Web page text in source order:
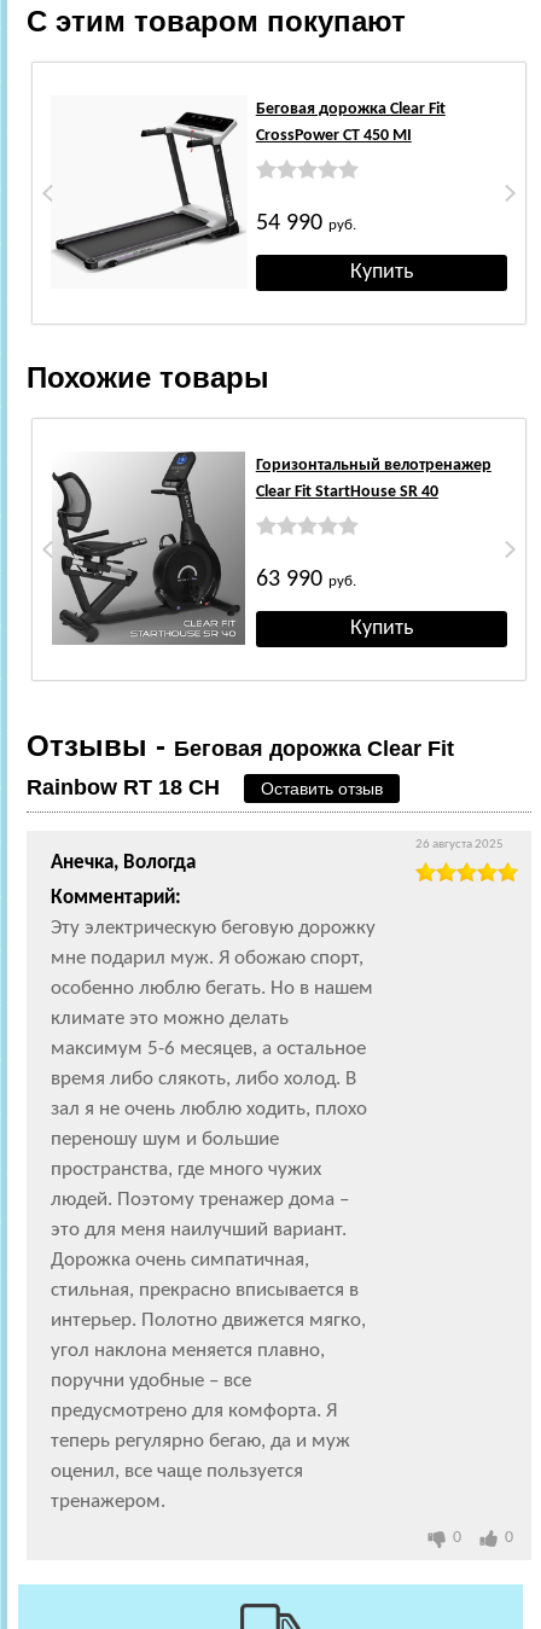
С этим товаром покупают
Беговая дорожка Clear Fit
CrossPower CT 450 MI
54 990 руб.
Похожие товары
Горизонтальный велотренажер
Clear Fit StartHouse SR 40
63 990 руб.
Отзывы - Беговая дорожка Clear Fit
Rainbow RT 18 CH
Оставить отзыв
Анечка, Вологда
Комментарий:
Эту электрическую беговую дорожку
мне подарил муж. Я обожаю спорт,
особенно люблю бегать. Но в нашем
климате это можно делать
максимум 5-6 месяцев, а остальное
время либо слякоть, либо холод. В
зал я не очень люблю ходить, плохо
переношу шум и большие
пространства, где много чужих
людей. Поэтому тренажер дома –
это для меня наилучший вариант.
Дорожка очень симпатичная,
стильная, прекрасно вписывается в
интерьер. Полотно движется мягко,
угол наклона меняется плавно,
поручни удобные – все
предусмотрено для комфорта. Я
теперь регулярно бегаю, да и муж
оценил, все чаще пользуется
тренажером.
26 августа 2025
0 0